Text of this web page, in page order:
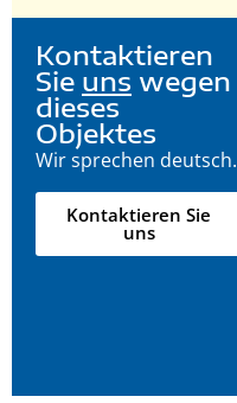
Kontaktieren
Sie uns wegen
dieses
Objektes
Wir sprechen deutsch.
Kontaktieren Sie
uns